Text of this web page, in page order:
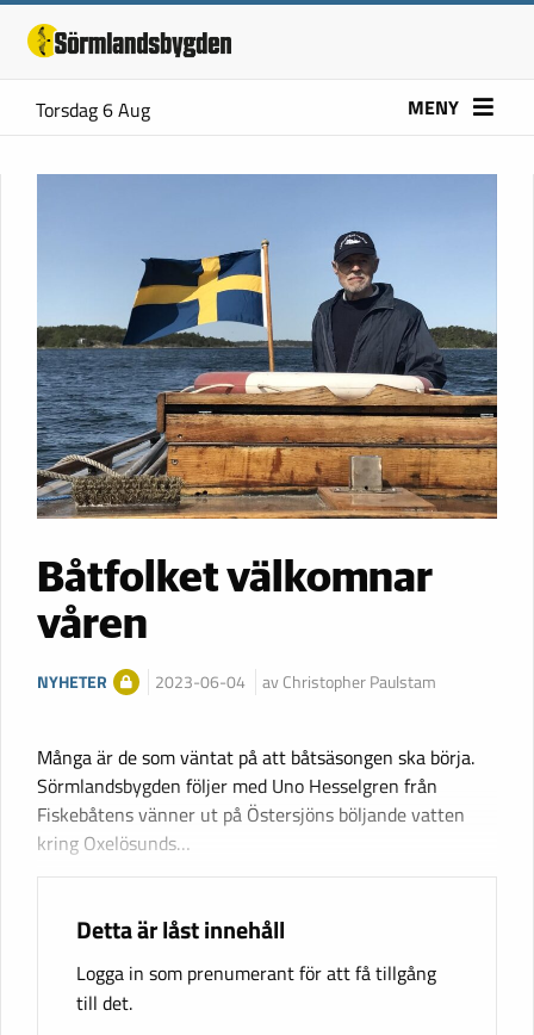
Torsdag 6 Aug MENY
Båtfolket välkomnar
våren
NYHETER 2023-06-04 av Christopher Paulstam
Många är de som väntat på att båtsäsongen ska börja.
Sörmlandsbygden följer med Uno Hesselgren från
Fiskebåtens vänner ut på Östersjöns böljande vatten
kring Oxelösunds…
Detta är låst innehåll
Logga in som prenumerant för att få tillgång
till det.